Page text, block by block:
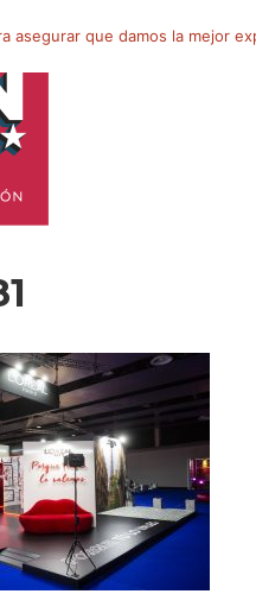
asegurar que damos la mejor